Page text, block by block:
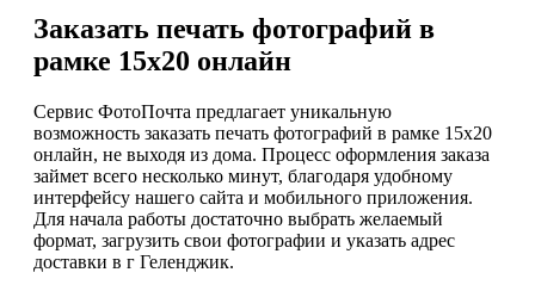
Заказать печать фотографий в
рамке 15х20 онлайн
Сервис ФотоПочта предлагает уникальную
возможность заказать печать фотографий в рамке 15х20
онлайн, не выходя из дома. Процесс оформления заказа
займет всего несколько минут, благодаря удобному
интерфейсу нашего сайта и мобильного приложения.
Для начала работы достаточно выбрать желаемый
формат, загрузить свои фотографии и указать адрес
доставки в г Геленджик.